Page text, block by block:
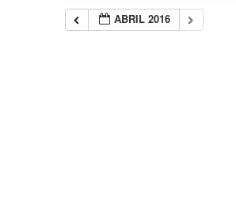
ABRIL 2016